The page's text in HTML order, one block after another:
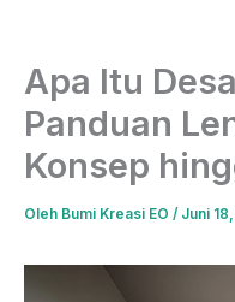
Apa Itu
Panduan
Konsep
Oleh Bumi Kreasi EO / Juni